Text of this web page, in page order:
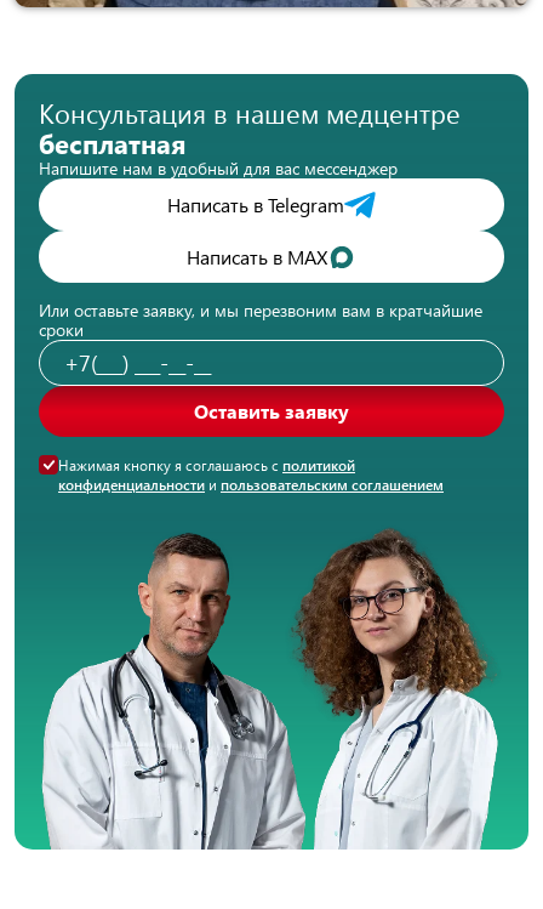
Консультация в нашем медцентре
бесплатная
Напишите нам в удобный для вас мессенджер
Написать в Telegram
Написать в MAX
Или оставьте заявку, и мы перезвоним вам в кратчайшие
сроки
Оставить заявку
Нажимая кнопку я соглашаюсь с политикой
конфиденциальности и пользовательским соглашением